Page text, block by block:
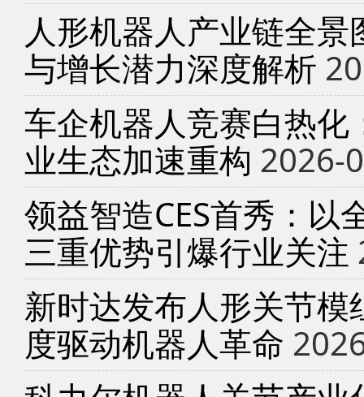
人形机器人产业链全
与增长潜力深度解析
车企机器人竞赛白热
业生态加速重构 2026-
领益智造CES首秀：以
三重优势引爆行业关注
新时达发布人形关节
度驱动机器人革命